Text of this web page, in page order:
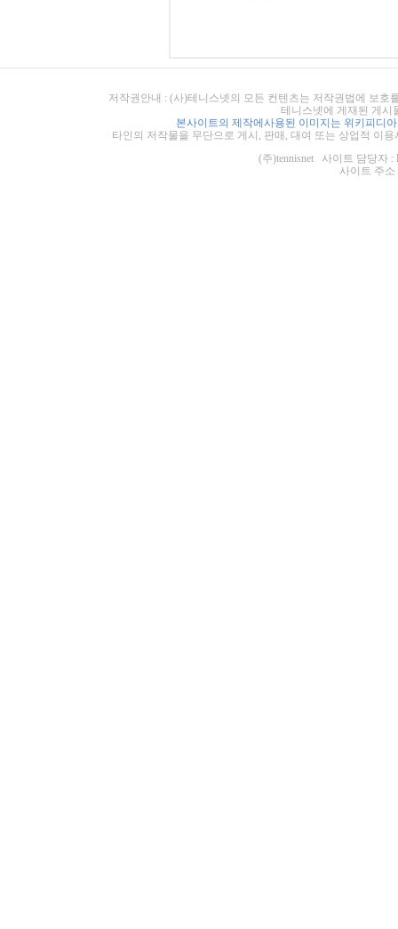
저작권안내 : (사)테니스넷의 모든 컨텐츠는 저작권법에 보
테니스넷에 게재된 게시
본사이트의 제작에사용된 이미지는 위키피디
타인의 저작물을 무단으로 게시, 판매, 대여 또는 상업적 이
(주)tennisnet 사이트 담당자 :
사이트 주